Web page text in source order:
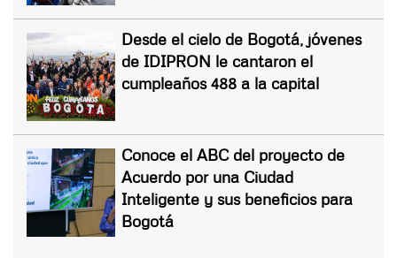
Desde el cielo de Bogotá, jóvenes
de IDIPRON le cantaron el
cumpleaños 488 a la capital
Conoce el ABC del proyecto de
Acuerdo por una Ciudad
Inteligente y sus beneficios para
Bogotá